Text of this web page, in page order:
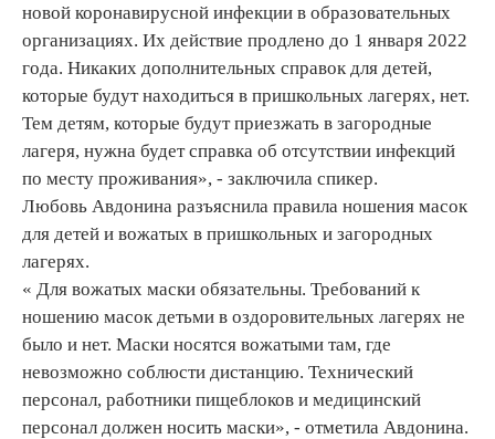
новой коронавирусной инфекции в образовательных
организациях. Их действие продлено до 1 января 2022
года. Никаких дополнительных справок для детей,
которые будут находиться в пришкольных лагерях, нет.
Тем детям, которые будут приезжать в загородные
лагеря, нужна будет справка об отсутствии инфекций
по месту проживания», - заключила спикер.
Любовь Авдонина разъяснила правила ношения масок
для детей и вожатых в пришкольных и загородных
лагерях.
« Для вожатых маски обязательны. Требований к
ношению масок детьми в оздоровительных лагерях не
было и нет. Маски носятся вожатыми там, где
невозможно соблюсти дистанцию. Технический
персонал, работники пищеблоков и медицинский
персонал должен носить маски», - отметила Авдонина.